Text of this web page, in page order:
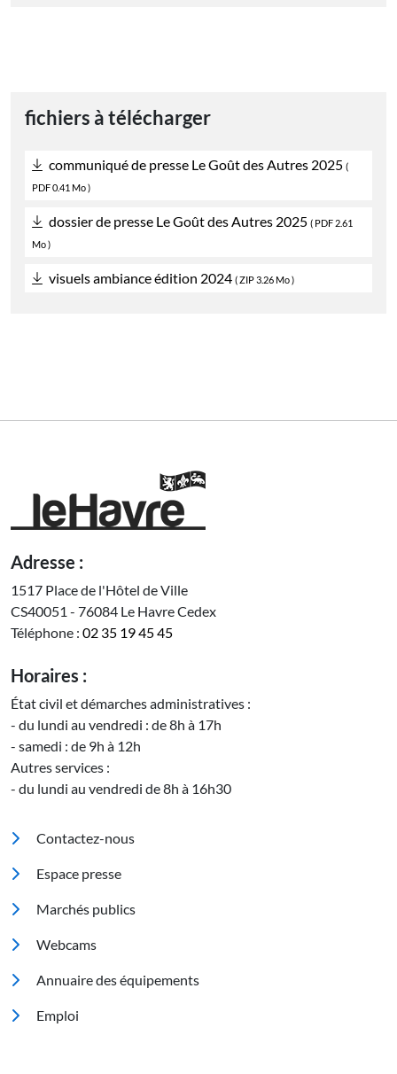
fichiers à télécharger
communiqué de presse Le Goût des Autres 2025 (
PDF0.41 Mo )
dossier de presse Le Goût des Autres 2025 ( PDF 2.61
Mo )
visuels ambiance édition 2024 (ZIP3.26 Mo )
Adresse :
1517 Place de l'Hôtel de Ville
CS40051 - 76084 Le Havre Cedex
Téléphone : 02 35 19 45 45
Horaires :
État civil et démarches administratives :
- du lundi au vendredi : de 8h à 17h
- samedi : de 9h à 12h
Autres services :
- du lundi au vendredi de 8h à 16h30
Pied de page
Contactez-nous
Espace presse
Marchés publics
Footer 2
Webcams
Annuaire des équipements
Emploi